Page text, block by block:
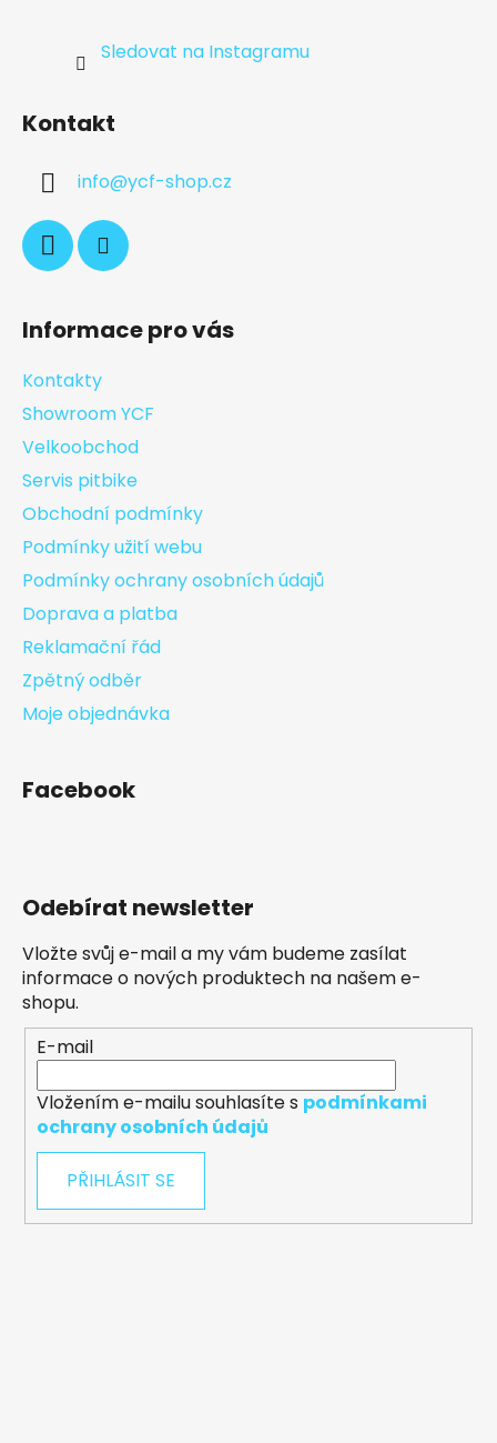
Sledovat na Instagramu
Kontakt
info@ycf-shop.cz
Informace pro vás
Kontakty
Showroom YCF
Velkoobchod
Servis pitbike
Obchodní podmínky
Podmínky užití webu
Podmínky ochrany osobních údajů
Doprava a platba
Reklamační řád
Zpětný odběr
Moje objednávka
Facebook
Odebírat newsletter
Vložte svůj e-mail a my vám budeme zasílat
informace o nových produktech na našem e-
shopu.
E-mail
Vložením e-mailu souhlasíte s podmínkami
ochrany osobních údajů
PŘIHLÁSIT SE